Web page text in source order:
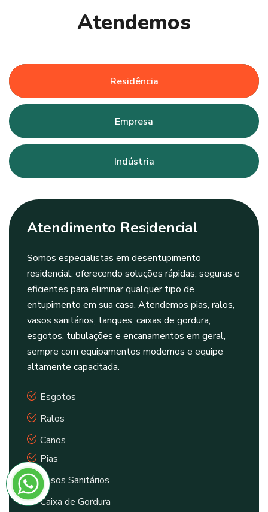
Atendemos
Residência
Empresa
Indústria
Atendimento Residencial
Somos especialistas em desentupimento
residencial, oferecendo soluções rápidas, seguras e
eficientes para eliminar qualquer tipo de
entupimento em sua casa. Atendemos pias, ralos,
vasos sanitários, tanques, caixas de gordura,
esgotos, tubulações e encanamentos em geral,
sempre com equipamentos modernos e equipe
altamente capacitada.
Esgotos
Ralos
Canos
Pias
Vasos Sanitários
Caixa de Gordura